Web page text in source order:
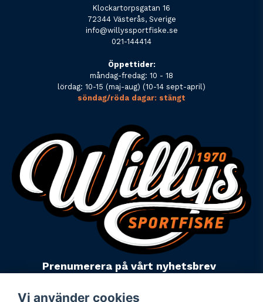
Klockartorpsgatan 16
72344 Västerås, Sverige
info@willyssportfiske.se
021-144414
Öppettider:
måndag-fredag: 10 - 18
lördag: 10-15 (maj-aug) (10-14 sept-april)
söndag/röda dagar: stängt
Prenumerera på vårt nyhetsbrev
Vi använder cookies